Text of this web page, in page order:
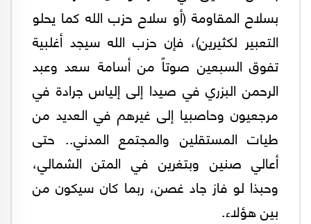
بسلاح المقاومة (أو سلاح حزب الله كما يحلو
التعبير لكثيرين)، فإن حزب الله سيجد أغلبية
تفوق السبعين صوتاً من أسامة سعد وعبد
الرحمن البزري في صيدا إلى إلياس جرادة في
مرجعيون وحاصبيا إلى غيرهم في العديد من
طيات المستقلين والمجتمع المدني.. حتى
أعالي صنين وبتغرين في المتن الشمالي،
وحبذا لو فاز جاد غصن، ربما كان سيكون من
بين هؤلاء.